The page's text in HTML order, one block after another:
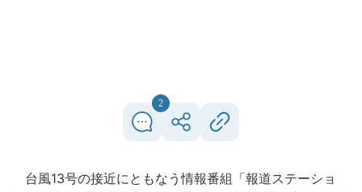
2
台風13号の接近にともなう情報番組「報道ステーショ